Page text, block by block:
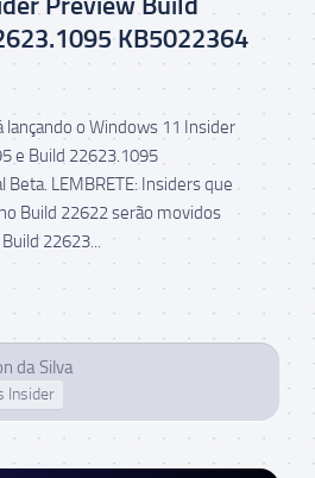
KB5022364
lançando o Windows 11 Insider
e Build 22623.1095
Beta. LEMBRETE: Insiders que
Build 22622 serão movidos
22623...
da Silva
Insider